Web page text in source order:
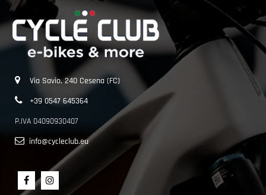
Via Savio, 240 Cesena (FC)
+39 0547 645364
P.IVA 04090930407
info@cycleclub.eu